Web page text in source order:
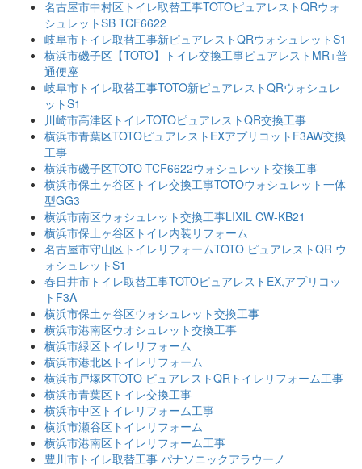
名古屋市中村区トイレ取替工事TOTOピュアレストQRウォ
シュレットSB TCF6622
岐阜市トイレ取替工事新ピュアレストQRウォシュレットS1
横浜市磯子区【TOTO】トイレ交換工事ピュアレストMR+普
通便座
岐阜市トイレ取替工事TOTO新ピュアレストQRウォシュレ
ットS1
川崎市高津区トイレTOTOピュアレストQR交換工事
横浜市青葉区TOTOピュアレストEXアプリコットF3AW交換
工事
横浜市磯子区TOTO TCF6622ウォシュレット交換工事
横浜市保土ヶ谷区トイレ交換工事TOTOウォシュレット一体
型GG3
横浜市南区ウォシュレット交換工事LIXIL CW-KB21
横浜市保土ヶ谷区トイレ内装リフォーム
名古屋市守山区トイレリフォームTOTO ピュアレストQR ウ
ォシュレットS1
春日井市トイレ取替工事TOTOピュアレストEX,アプリコッ
トF3A
横浜市保土ヶ谷区ウォシュレット交換工事
横浜市港南区ウオシュレット交換工事
横浜市緑区トイレリフォーム
横浜市港北区トイレリフォーム
横浜市戸塚区TOTO ピュアレストQRトイレリフォーム工事
横浜市青葉区トイレ交換工事
横浜市中区トイレリフォーム工事
横浜市瀬谷区トイレリフォーム
横浜市港南区トイレリフォーム工事
豊川市トイレ取替工事 パナソニックアラウーノ